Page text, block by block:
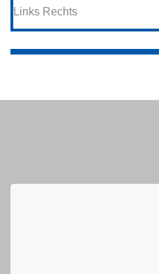
Links Rechts